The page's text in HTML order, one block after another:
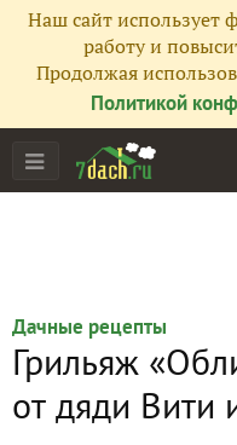
Наш сайт использует
работу и
Продолжая
Политикой
Дачные рецепты
Грильяж
от дяди Вити